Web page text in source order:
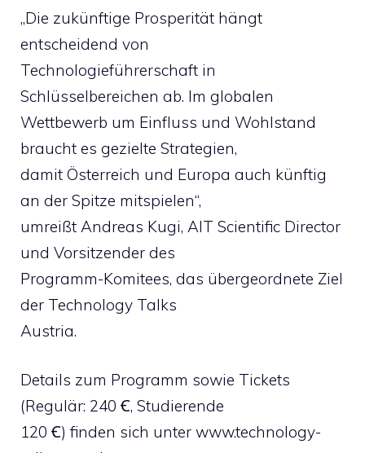
„Die zukünftige Prosperität hängt
entscheidend von
Technologieführerschaft in
Schlüsselbereichen ab. Im globalen
Wettbewerb um Einfluss und Wohlstand
braucht es gezielte Strategien,
damit Österreich und Europa auch künftig
an der Spitze mitspielen“,
umreißt Andreas Kugi, AIT Scientific Director
und Vorsitzender des
Programm-Komitees, das übergeordnete Ziel
der Technology Talks
Austria.
Details zum Programm sowie Tickets
(Regulär: 240 Ꞓ, Studierende
120 Ꞓ) finden sich unter www.technology-